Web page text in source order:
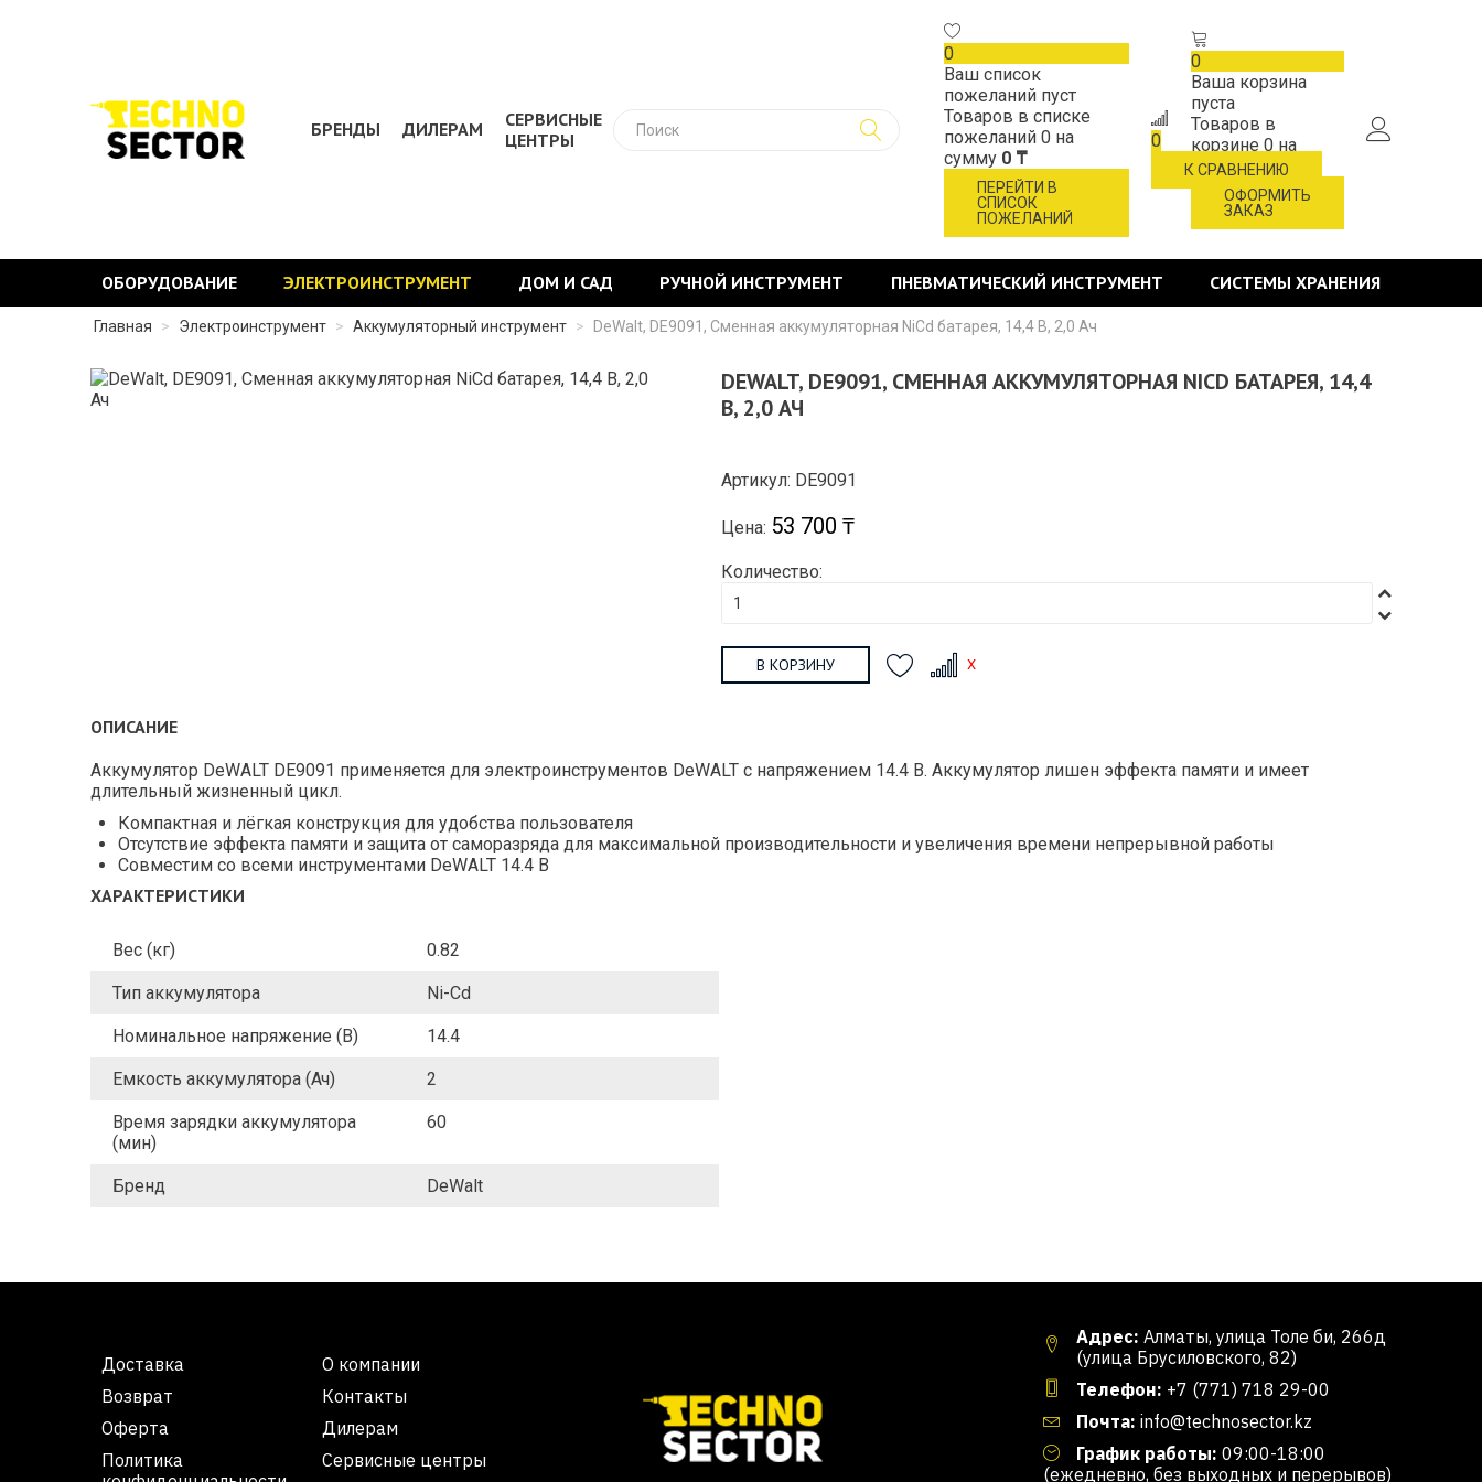
БРЕНДЫ ДИЛЕРАМ
СЕРВИСНЫЕ
ЦЕНТРЫ
0
Ваш список
пожеланий пуст
Товаров в списке
пожеланий 0 на
сумму 0 ₸
ПЕРЕЙТИ В
СПИСОК
ПОЖЕЛАНИЙ
0
К СРАВНЕНИЮ
0
Ваша корзина
пуста
Товаров в
корзине 0 на
сумму0 ₸
ОФОРМИТЬ
ЗАКАЗ
ОБОРУДОВАНИЕ ЭЛЕКТРОИНСТРУМЕНТ ДОМ И САД РУЧНОЙ ИНСТРУМЕНТ ПНЕВМАТИЧЕСКИЙ ИНСТРУМЕНТ СИСТЕМЫ ХРАНЕНИЯ
Главная > Электроинструмент > Аккумуляторный инструмент > DeWalt, DE9091, Сменная аккумуляторная NiCd батарея, 14,4 В, 2,0 Ач
DEWALT, DE9091, СМЕННАЯ АККУМУЛЯТОРНАЯ NICD БАТАРЕЯ, 14,4
В, 2,0 АЧ
Артикул: DE9091
Цена: 53 700 ₸
Количество:
В КОРЗИНУ
ОПИСАНИЕ
Аккумулятор DeWALT DE9091 применяется для электроинструментов DeWALT с напряжением 14.4 В. Аккумулятор лишен эффекта памяти и имеет
длительный жизненный цикл.
Компактная и лёгкая конструкция для удобства пользователя
Отсутствие эффекта памяти и защита от саморазряда для максимальной производительности и увеличения времени непрерывной работы
Совместим со всеми инструментами DeWALT 14.4 В
ХАРАКТЕРИСТИКИ
Вес (кг) 0.82
Тип аккумулятора Ni-Cd
Номинальное напряжение (В) 14.4
Емкость аккумулятора (Ач) 2
Время зарядки аккумулятора
(мин)
60
Бренд DeWalt
Доставка
О компании
Возврат
Контакты
Оферта
Дилерам
Политика
Сервисные центры
Адрес: Алматы, улица Толе би, 266д
(улица Брусиловского, 82)
Телефон: +7 (771) 718 29-00
Почта: info@technosector.kz
График работы: 09:00-18:00
(ежедневно, без выходных и перерывов)